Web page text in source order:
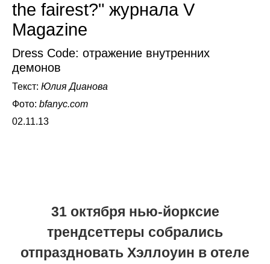
the fairest?" журнала V
Magazine
Dress Code: отражение внутренних
демонов
Текст: Юлия Дианова
Фото: bfanyc.com
02.11.13
31 октября нью-йорксие
трендсеттеры собрались
отпраздновать Хэллоуин в отеле